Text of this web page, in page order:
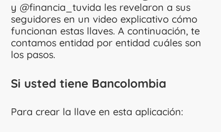
y @financia_tuvida les revelaron a sus
seguidores en un video explicativo cómo
funcionan estas llaves. A continuación, te
contamos entidad por entidad cuáles son
los pasos.
Si usted tiene Bancolombia
Para crear la llave en esta aplicación: